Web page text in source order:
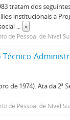
tratam dos
institucionais a
... »
de Pessoal de Nível
Técnico-
de 1974). Ata da
de Pessoal de Nível